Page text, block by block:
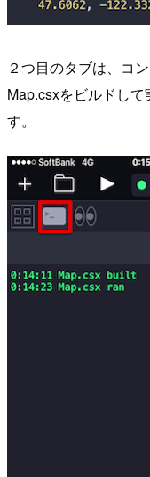
２つ目のタブは、コ
Map.csxをビルドし
す。